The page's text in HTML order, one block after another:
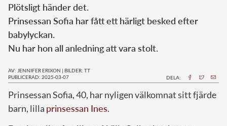
Plötsligt händer det.
Prinsessan Sofia har fått ett härligt besked efter
babylyckan.
Nu har hon all anledning att vara stolt.
AV: JENNIFER ERIXON | BILDER: TT
PUBLICERAD: 2025-03-07
DELA:
Prinsessan Sofia, 40, har nyligen välkomnat sitt fjärde
barn, lilla prinsessan Ines.